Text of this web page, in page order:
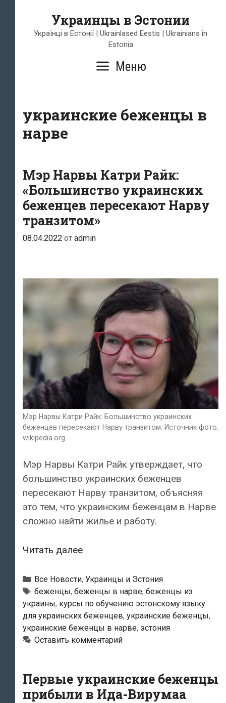
содержимому
Украинцы в Эстонии
Українці в Естонії | Ukrainlased Eestis | Ukrainians in
Estonia
Меню
украинские беженцы в
нарве
Мэр Нарвы Катри Райк:
«Большинство украинских
беженцев пересекают Нарву
транзитом»
08.04.2022 от admin
Мэр Нарвы Катри Райк: Большинство украинских
беженцев пересекают Нарву транзитом. Источник фото:
wikipedia.org.
Мэр Нарвы Катри Райк утверждает, что
большинство украинских беженцев
пересекают Нарву транзитом, объясняя
это тем, что украинским беженцам в Нарве
сложно найти жилье и работу.
Читать далееМэр
Катри
Райк:
«Большинство
украинских
беженцев
транзитом»
Рубрики
Все Новости, Украинцы и Эстония
Метки
беженцы, беженцы в нарве, беженцы из
украины, курсы по обучению эстонскому языку
для украинских беженцев, украинские беженцы,
украинские беженцы в нарве, эстония
Оставить комментарий
Первые украинские беженцы
прибыли в Ида-Вирумаа